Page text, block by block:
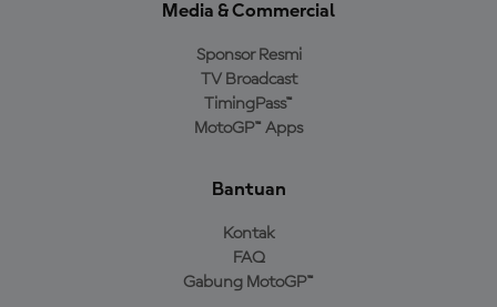
Media & Commercial
Sponsor Resmi
TV Broadcast
TimingPass™
MotoGP™ Apps
Bantuan
Kontak
FAQ
Gabung MotoGP™